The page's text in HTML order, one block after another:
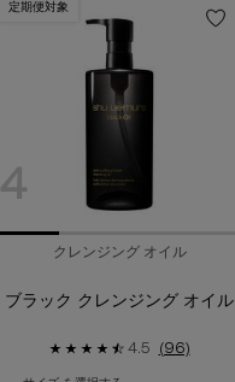
4
定期便対象
クレンジング オイル
ブラック クレンジング オイル
4.5 (96)